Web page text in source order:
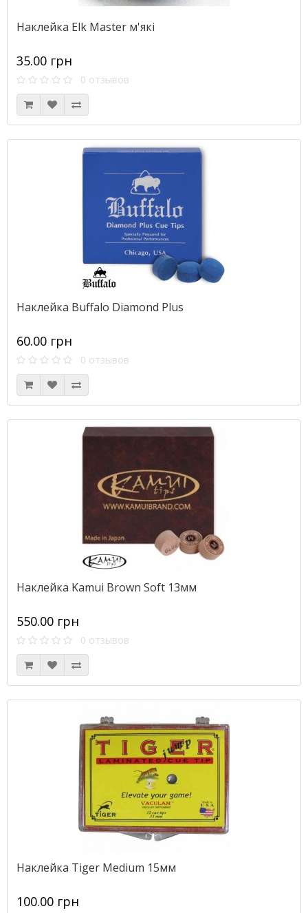
Наклейка Elk Master м'які
35.00 грн
0 отзывов
Наклейка Buffalo Diamond Plus
60.00 грн
0 отзывов
Наклейка Kamui Brown Soft 13мм
550.00 грн
0 отзывов
Наклейка Tiger Medium 15мм
100.00 грн